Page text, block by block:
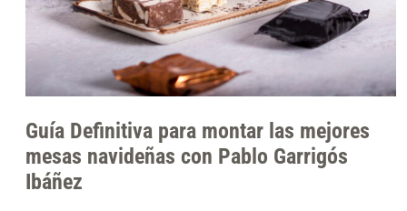
Guía Definitiva para montar las mejores
mesas navideñas con Pablo Garrigós
Ibáñez